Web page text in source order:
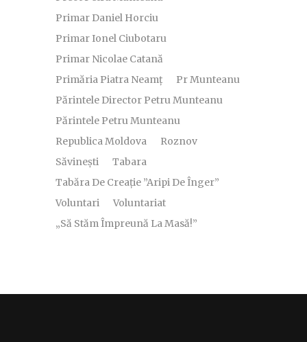
Primar Daniel Horciu
Primar Ionel Ciubotaru
Primar Nicolae Catană
Primăria Piatra Neamț
Pr Munteanu
Părintele Director Petru Munteanu
Părintele Petru Munteanu
Republica Moldova
Roznov
Săvinești
Tabara
Tabăra De Creație ”Aripi De Înger”
Voluntari
Voluntariat
„Să Stăm Împreună La Masă!”